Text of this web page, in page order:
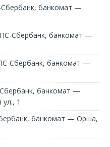
банкомат —
Сбербанк, банкомат —
Сбербанк, банкомат —
банкомат —
1
банкомат — Орша,